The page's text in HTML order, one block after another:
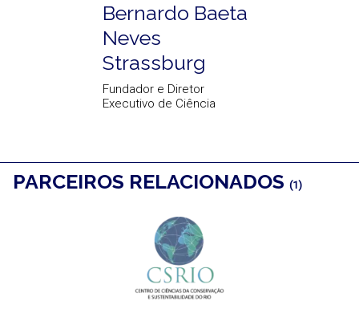
Bernardo Baeta
Neves
Strassburg
Fundador e Diretor
Executivo de Ciência
PARCEIROS RELACIONADOS (1)